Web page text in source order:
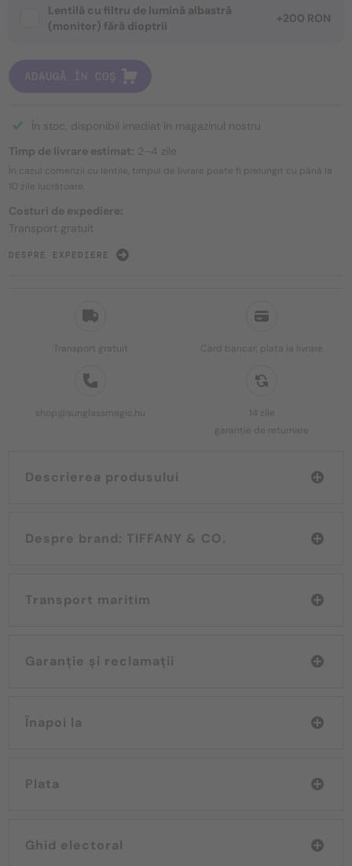
Transport gratuit Card bancar, plata la livrare
shop@sunglassmagic.hu
14 zile
garanție de returnare
Descrierea produsului
Despre brand: TIFFANY & CO.
Transport maritim
Garanție și reclamații
Înapoi la
Plata
Ghid electoral
Lentilă cu filtru de lumină albastră
(monitor) fără dioptrii
+200 RON
ADAUGĂ ÎN COȘ
În stoc, disponibil imediat în magazinul nostru
Timp de livrare estimat: 2–4 zile
În cazul comenzii cu lentile, timpul de livrare poate fi prelungit cu până la
10 zile lucrătoare.
Costuri de expediere:
Transport gratuit
DESPRE EXPEDIERE